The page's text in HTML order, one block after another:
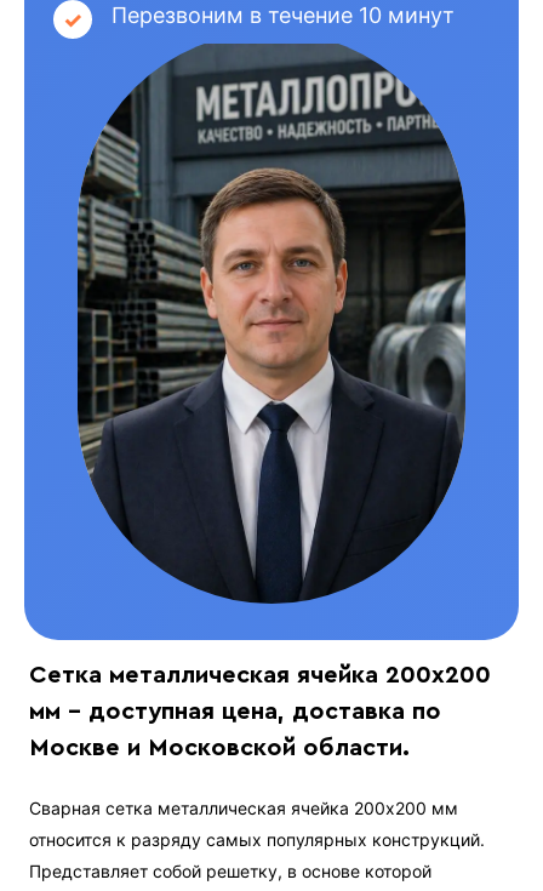
Перезвоним в течение 10 минут
Сетка металлическая ячейка 200х200
мм - доступная цена, доставка по
Москве и Московской области.
Сварная сетка металлическая ячейка 200х200 мм
относится к разряду самых популярных конструкций.
Представляет собой решетку, в основе которой